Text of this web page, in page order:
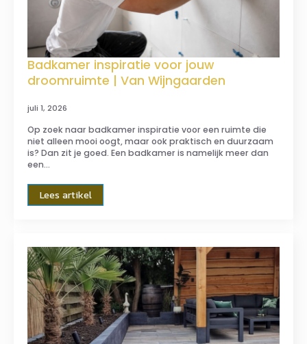
Badkamer inspiratie voor jouw
droomruimte | Van Wijngaarden
juli 1, 2026
Op zoek naar badkamer inspiratie voor een ruimte die
niet alleen mooi oogt, maar ook praktisch en duurzaam
is? Dan zit je goed. Een badkamer is namelijk meer dan
een…
Lees artikel